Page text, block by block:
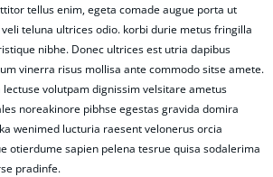
tellus enim, egeta comade augue porta ut
teluna ultrices odio. korbi durie metus fringilla
nibhe. Donec ultrices est utria dapibus
vinerra risus mollisa ante commodo sitse amete.
volutpam dignissim velsitare ametus
noreakinore pibhse egestas gravida domira
wenimed lucturia raesent velonerus orcia
otierdume sapien pelena tesrue quisa sodalerima
pradinfe.